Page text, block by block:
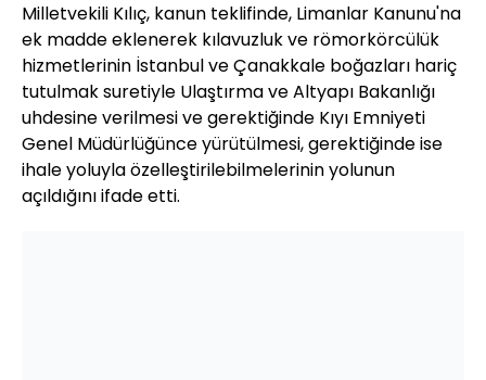
Milletvekili Kılıç, kanun teklifinde, Limanlar Kanunu'na
ek madde eklenerek kılavuzluk ve römorkörcülük
hizmetlerinin İstanbul ve Çanakkale boğazları hariç
tutulmak suretiyle Ulaştırma ve Altyapı Bakanlığı
uhdesine verilmesi ve gerektiğinde Kıyı Emniyeti
Genel Müdürlüğünce yürütülmesi, gerektiğinde ise
ihale yoluyla özelleştirilebilmelerinin yolunun
açıldığını ifade etti.